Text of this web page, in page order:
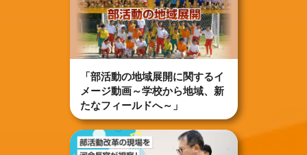
「部活動の地域展開に関するイ
メージ動画～学校から地域、新
たなフィールドへ～」